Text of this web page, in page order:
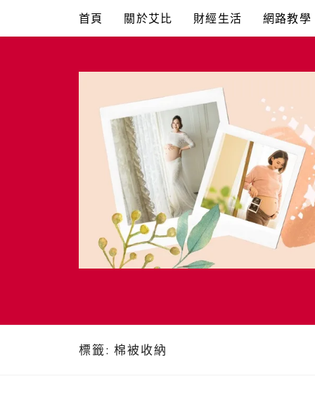
content
首頁 關於艾比 財經生活 網路教學
艾比媽媽
標籤: 棉被收納